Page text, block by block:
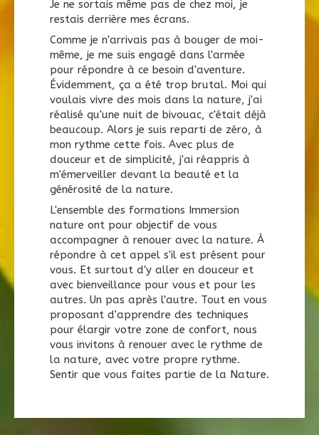
Je ne sortais même pas de chez moi, je
restais derrière mes écrans.
Comme je n'arrivais pas à bouger de moi-
même, je me suis engagé dans l'armée
pour répondre à ce besoin d'aventure.
Évidemment, ça a été trop brutal. Moi qui
voulais vivre des mois dans la nature, j'ai
réalisé qu'une nuit de bivouac, c'était déjà
beaucoup. Alors je suis reparti de zéro, à
mon rythme cette fois. Avec plus de
douceur et de simplicité, j'ai réappris à
m'émerveiller devant la beauté et la
générosité de la nature.
L'ensemble des formations Immersion
nature ont pour objectif de vous
accompagner à renouer avec la nature. À
répondre à cet appel s'il est présent pour
vous. Et surtout d'y aller en douceur et
avec bienveillance pour vous et pour les
autres. Un pas après l'autre. Tout en vous
proposant d'apprendre des techniques
pour élargir votre zone de confort, nous
vous invitons à renouer avec le rythme de
la nature, avec votre propre rythme.
Sentir que vous faites partie de la Nature.